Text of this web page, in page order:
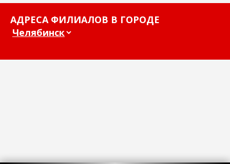
АДРЕСА ФИЛИАЛОВ В ГОРОДЕ